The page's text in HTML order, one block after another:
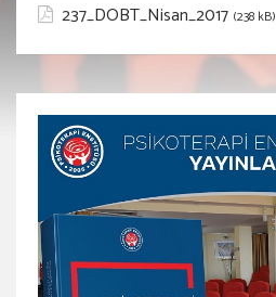
237_DOBT_Nisan_2017 (238 kB)